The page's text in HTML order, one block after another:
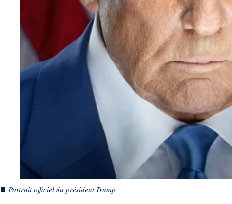
■ Portrait officiel du président Trump.